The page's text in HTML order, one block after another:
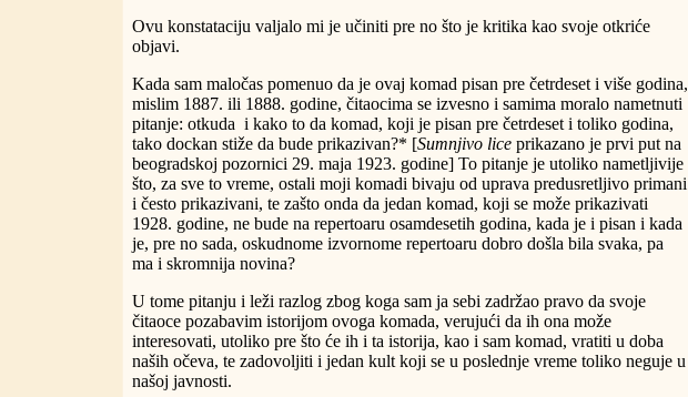
Ovu konstataciju valjalo mi je učiniti pre no što je kritika kao svoje otkriće
objavi.
Kada sam maločas pomenuo da je ovaj komad pisan pre četrdeset i više godina,
mislim 1887. ili 1888. godine, čitaocima se izvesno i samima moralo nametnuti
pitanje: otkuda i kako to da komad, koji je pisan pre četrdeset i toliko godina,
tako dockan stiže da bude prikazivan?* [Sumnjivo lice prikazano je prvi put na
beogradskoj pozornici 29. maja 1923. godine] To pitanje je utoliko nametljivije
što, za sve to vreme, ostali moji komadi bivaju od uprava predusretljivo primani
i često prikazivani, te zašto onda da jedan komad, koji se može prikazivati
1928. godine, ne bude na repertoaru osamdesetih godina, kada je i pisan i kada
je, pre no sada, oskudnome izvornome repertoaru dobro došla bila svaka, pa
ma i skromnija novina?
U tome pitanju i leži razlog zbog koga sam ja sebi zadržao pravo da svoje
čitaoce pozabavim istorijom ovoga komada, verujući da ih ona može
interesovati, utoliko pre što će ih i ta istorija, kao i sam komad, vratiti u doba
naših očeva, te zadovoljiti i jedan kult koji se u poslednje vreme toliko neguje u
našoj javnosti.